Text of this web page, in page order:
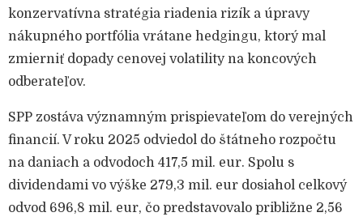
konzervatívna stratégia riadenia rizík a úpravy
nákupného portfólia vrátane hedgingu, ktorý mal
zmierniť dopady cenovej volatility na koncových
odberateľov.
SPP zostáva významným prispievateľom do verejných
financií. V roku 2025 odviedol do štátneho rozpočtu
na daniach a odvodoch 417,5 mil. eur. Spolu s
dividendami vo výške 279,3 mil. eur dosiahol celkový
odvod 696,8 mil. eur, čo predstavovalo približne 2,56